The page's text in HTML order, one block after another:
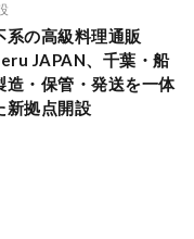
系の高級料理通販
JAPAN、千葉・船
造・保管・発送を一体
新拠点開設